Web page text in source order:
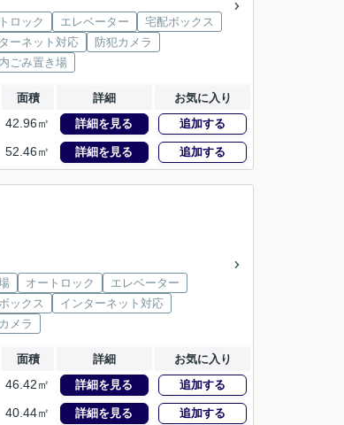
ロック エレベーター
宅配ボックス
ーネット対応
防犯カメラ
ごみ置き場
面積 詳細 お気に入り
42.96㎡ 詳細を見る 追加する
52.46㎡ 詳細を見る 追加する
オートロック
エレベーター
ックス
インターネット対応
メラ
面積 詳細 お気に入り
46.42㎡ 詳細を見る 追加する
40.44㎡ 詳細を見る 追加する